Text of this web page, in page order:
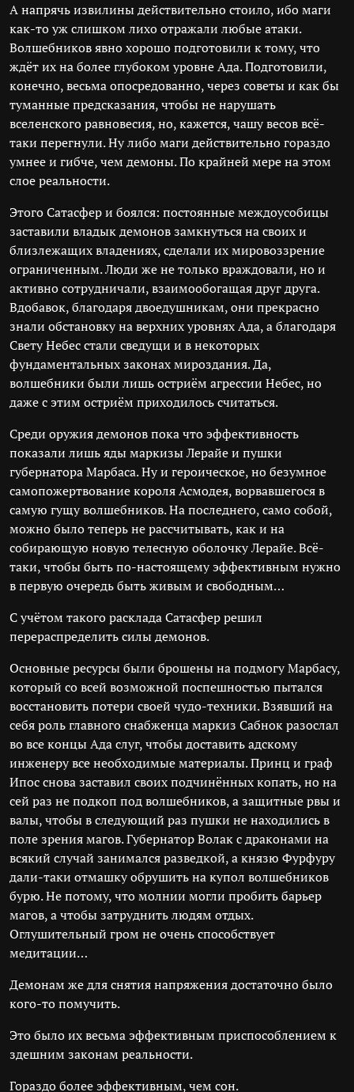
А напрячь извилины действительно стоило, ибо маги
как-то уж слишком лихо отражали любые атаки.
Волшебников явно хорошо подготовили к тому, что
ждёт их на более глубоком уровне Ада. Подготовили,
конечно, весьма опосредованно, через советы и как бы
туманные предсказания, чтобы не нарушать
вселенского равновесия, но, кажется, чашу весов всё-
таки перегнули. Ну либо маги действительно гораздо
умнее и гибче, чем демоны. По крайней мере на этом
слое реальности.
Этого Сатасфер и боялся: постоянные междоусобицы
заставили владык демонов замкнуться на своих и
близлежащих владениях, сделали их мировоззрение
ограниченным. Люди же не только враждовали, но и
активно сотрудничали, взаимообогащая друг друга.
Вдобавок, благодаря двоедушникам, они прекрасно
знали обстановку на верхних уровнях Ада, а благодаря
Свету Небес стали сведущи и в некоторых
фундаментальных законах мироздания. Да,
волшебники были лишь остриём агрессии Небес, но
даже с этим остриём приходилось считаться.
Среди оружия демонов пока что эффективность
показали лишь яды маркизы Лерайе и пушки
губернатора Марбаса. Ну и героическое, но безумное
самопожертвование короля Асмодея, ворвавшегося в
самую гущу волшебников. На последнего, само собой,
можно было теперь не рассчитывать, как и на
собирающую новую телесную оболочку Лерайе. Всё-
таки, чтобы быть по-настоящему эффективным нужно
в первую очередь быть живым и свободным…
С учётом такого расклада Сатасфер решил
перераспределить силы демонов.
Основные ресурсы были брошены на подмогу Марбасу,
который со всей возможной поспешностью пытался
восстановить потери своей чудо-техники. Взявший на
себя роль главного снабженца маркиз Сабнок разослал
во все концы Ада слуг, чтобы доставить адскому
инженеру все необходимые материалы. Принц и граф
Ипос снова заставил своих подчинённых копать, но на
сей раз не подкоп под волшебников, а защитные рвы и
валы, чтобы в следующий раз пушки не находились в
поле зрения магов. Губернатор Волак с драконами на
всякий случай занимался разведкой, а князю Фурфуру
дали-таки отмашку обрушить на купол волшебников
бурю. Не потому, что молнии могли пробить барьер
магов, а чтобы затруднить людям отдых.
Оглушительный гром не очень способствует
медитации…
Демонам же для снятия напряжения достаточно было
кого-то помучить.
Это было их весьма эффективным приспособлением к
здешним законам реальности.
Гораздо более эффективным, чем сон.